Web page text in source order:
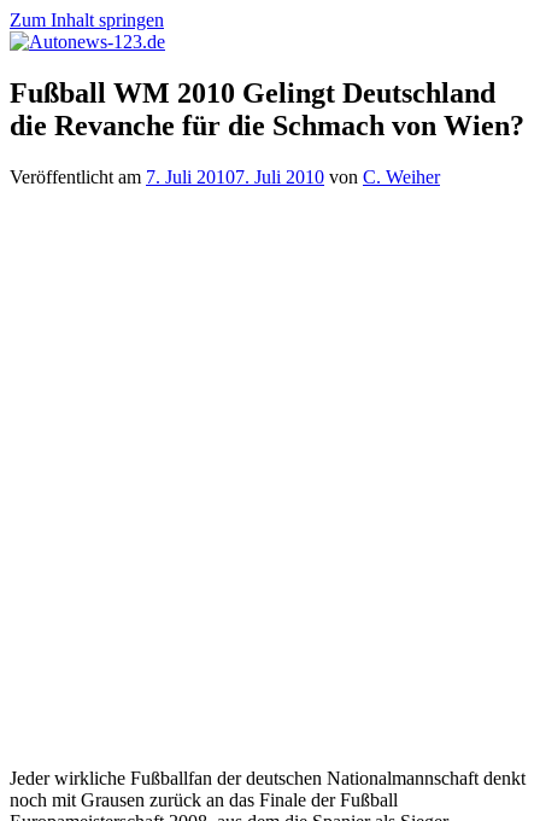
Zum Inhalt springen
Autonews-
123.de
Autonews
mit
Charme
Fußball WM 2010 Gelingt Deutschland
die Revanche für die Schmach von Wien?
Veröffentlicht am 7. Juli 20107. Juli 2010 von C. Weiher
Jeder wirkliche Fußballfan der deutschen Nationalmannschaft denkt
noch mit Grausen zurück an das Finale der Fußball